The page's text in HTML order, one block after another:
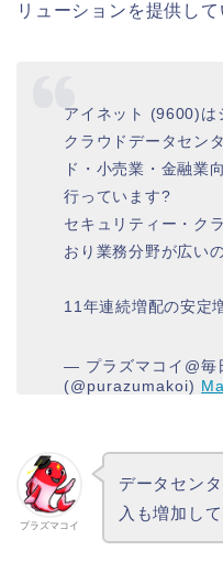
リューションを提供して
アイネット (9600)は
クラウドデータセン
ド・小売業・金融業
行っています?
セキュリティー・ク
おり業務分野が広い
11年連続増配の安定
— プラズマコイ@毎
(@purazumakoi)
プラズマコイ
データセン
入も増加し